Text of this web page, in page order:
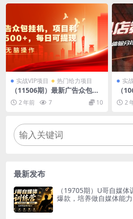
实战VIP项目 热门给力项目
（11506期）最新广告众包挂
机，项目利润日入500+，每日
可提现
2 年前 7 10
实
（
营
流效
2
最新发布
（19705期）U哥自媒
爆款，培养做自媒体能力